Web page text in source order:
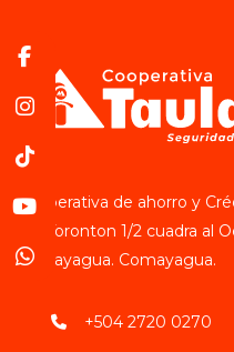
Cooperativa de ahorro y
Bo. Toronton 1/2 cuadra al
Comayagua. Comayagua.
+504 2720 0270